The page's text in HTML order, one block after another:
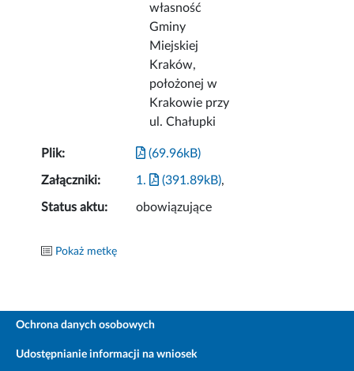
własność
Gminy
Miejskiej
Kraków,
położonej w
Krakowie przy
ul. Chałupki
Plik: (69.96kB)
Załączniki: 1. (391.89kB),
Status aktu: obowiązujące
Pokaż metkę
Ochrona danych osobowych
Udostępnianie informacji na wniosek